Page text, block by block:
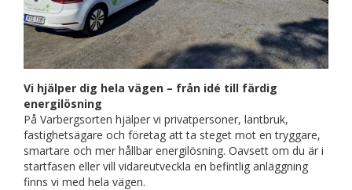
Vi hjälper dig hela vägen – från idé till färdig
energilösning
På Varbergsorten hjälper vi privatpersoner, lantbruk,
fastighetsägare och företag att ta steget mot en tryggare,
smartare och mer hållbar energilösning. Oavsett om du är i
startfasen eller vill vidareutveckla en befintlig anläggning
finns vi med hela vägen.